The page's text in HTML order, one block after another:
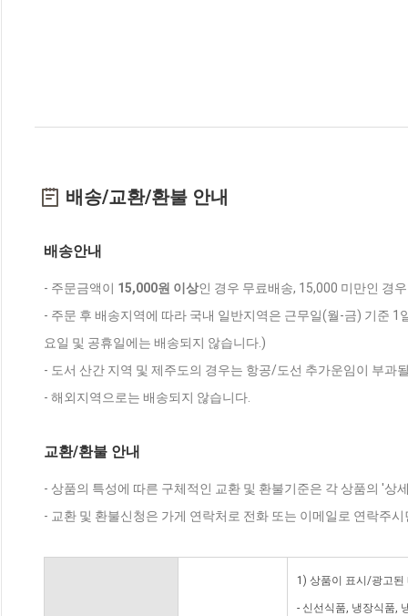
배송/교환/환불 안내
배송안내
- 주문금액이 15,000원 이상인 경우 무료배송, 15,000 미만인 경
- 주문 후 배송지역에 따라 국내 일반지역은 근무일(월-금) 기준
요일 및 공휴일에는 배송되지 않습니다.)
- 도서 산간 지역 및 제주도의 경우는 항공/도선 추가운임이 부과
- 해외지역으로는 배송되지 않습니다.
교환/환불 안내
- 상품의 특성에 따른 구체적인 교환 및 환불기준은 각 상품의 '상
- 교환 및 환불신청은 가게 연락처로 전화 또는 이메일로 연락주
1) 상품이 표시/광고된
- 신선식품, 냉장식품,